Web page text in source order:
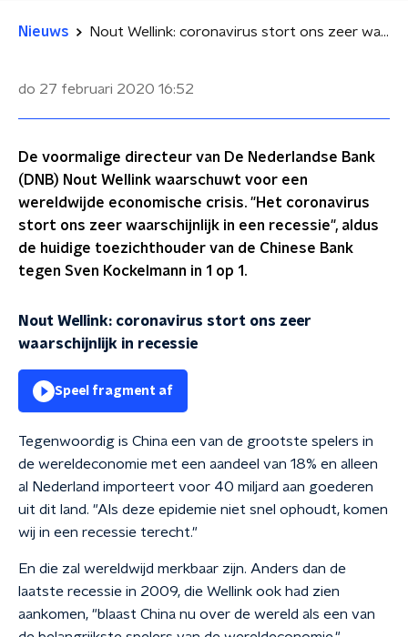
Nieuws Nout Wellink: coronavirus stort ons zeer waarschijnlijk in recessie
do 27 februari 2020 16:52
De voormalige directeur van De Nederlandse Bank
(DNB) Nout Wellink waarschuwt voor een
wereldwijde economische crisis. "Het coronavirus
stort ons zeer waarschijnlijk in een recessie", aldus
de huidige toezichthouder van de Chinese Bank
tegen Sven Kockelmann in 1 op 1.
Nout Wellink: coronavirus stort ons zeer
waarschijnlijk in recessie
Speel fragment af
Tegenwoordig is China een van de grootste spelers in
de wereldeconomie met een aandeel van 18% en alleen
al Nederland importeert voor 40 miljard aan goederen
uit dit land. "Als deze epidemie niet snel ophoudt, komen
wij in een recessie terecht."
En die zal wereldwijd merkbaar zijn. Anders dan de
laatste recessie in 2009, die Wellink ook had zien
aankomen, "blaast China nu over de wereld als een van